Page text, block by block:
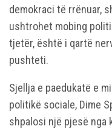
demokraci të rrënuar,
ushtrohet mobing
tjetër, është i qartë
pushteti.
Sjellja e paedukatë e
politikë sociale, Dime
shpalosi një pjesë